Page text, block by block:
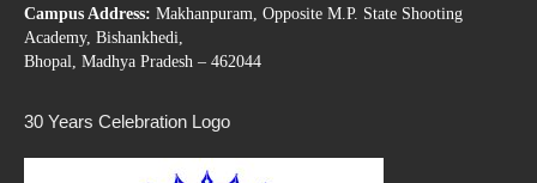
Campus Address: Makhanpuram, Opposite M.P. State Shooting
Academy, Bishankhedi,
Bhopal, Madhya Pradesh – 462044
30 Years Celebration Logo